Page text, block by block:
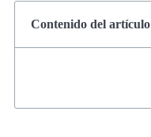
Contenido del artículo